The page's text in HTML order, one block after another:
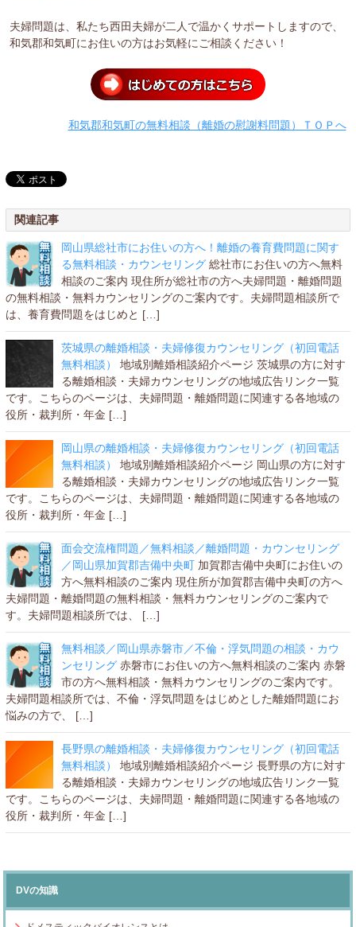
夫婦問題は、私たち西田夫婦が二人で温かくサポートしますので、
和気郡和気町にお住いの方はお気軽にご相談ください！
和気郡和気町の無料相談（離婚の慰謝料問題）ＴＯＰへ
関連記事
岡山県総社市にお住いの方へ！離婚の養育費問題に関す
る無料相談・カウンセリング 総社市にお住いの方へ無料
相談のご案内 現住所が総社市の方へ夫婦問題・離婚問題
の無料相談・無料カウンセリングのご案内です。夫婦問題相談所で
は、養育費問題をはじめと […]
茨城県の離婚相談・夫婦修復カウンセリング（初回電話
無料相談）
地域別離婚相談紹介ページ 茨城県の方に対す
る離婚相談・夫婦カウンセリングの地域広告リンク一覧
です。こちらのページは、夫婦問題・離婚問題に関連する各地域の
役所・裁判所・年金 […]
岡山県の離婚相談・夫婦修復カウンセリング（初回電話
無料相談）
地域別離婚相談紹介ページ 岡山県の方に対す
る離婚相談・夫婦カウンセリングの地域広告リンク一覧
です。こちらのページは、夫婦問題・離婚問題に関連する各地域の
役所・裁判所・年金 […]
面会交流権問題／無料相談／離婚問題・カウンセリング
／岡山県加賀郡吉備中央町 加賀郡吉備中央町にお住いの
方へ無料相談のご案内 現住所が加賀郡吉備中央町の方へ
夫婦問題・離婚問題の無料相談・無料カウンセリングのご案内で
す。夫婦問題相談所では、 […]
無料相談／岡山県赤磐市／不倫・浮気問題の相談・カウ
ンセリング 赤磐市にお住いの方へ無料相談のご案内 赤磐
市の方へ無料相談・無料カウンセリングのご案内です。
夫婦問題相談所では、不倫・浮気問題をはじめとした離婚問題にお
悩みの方で、 […]
長野県の離婚相談・夫婦修復カウンセリング（初回電話
無料相談）
地域別離婚相談紹介ページ 長野県の方に対す
る離婚相談・夫婦カウンセリングの地域広告リンク一覧
です。こちらのページは、夫婦問題・離婚問題に関連する各地域の
役所・裁判所・年金 […]
DVの知識